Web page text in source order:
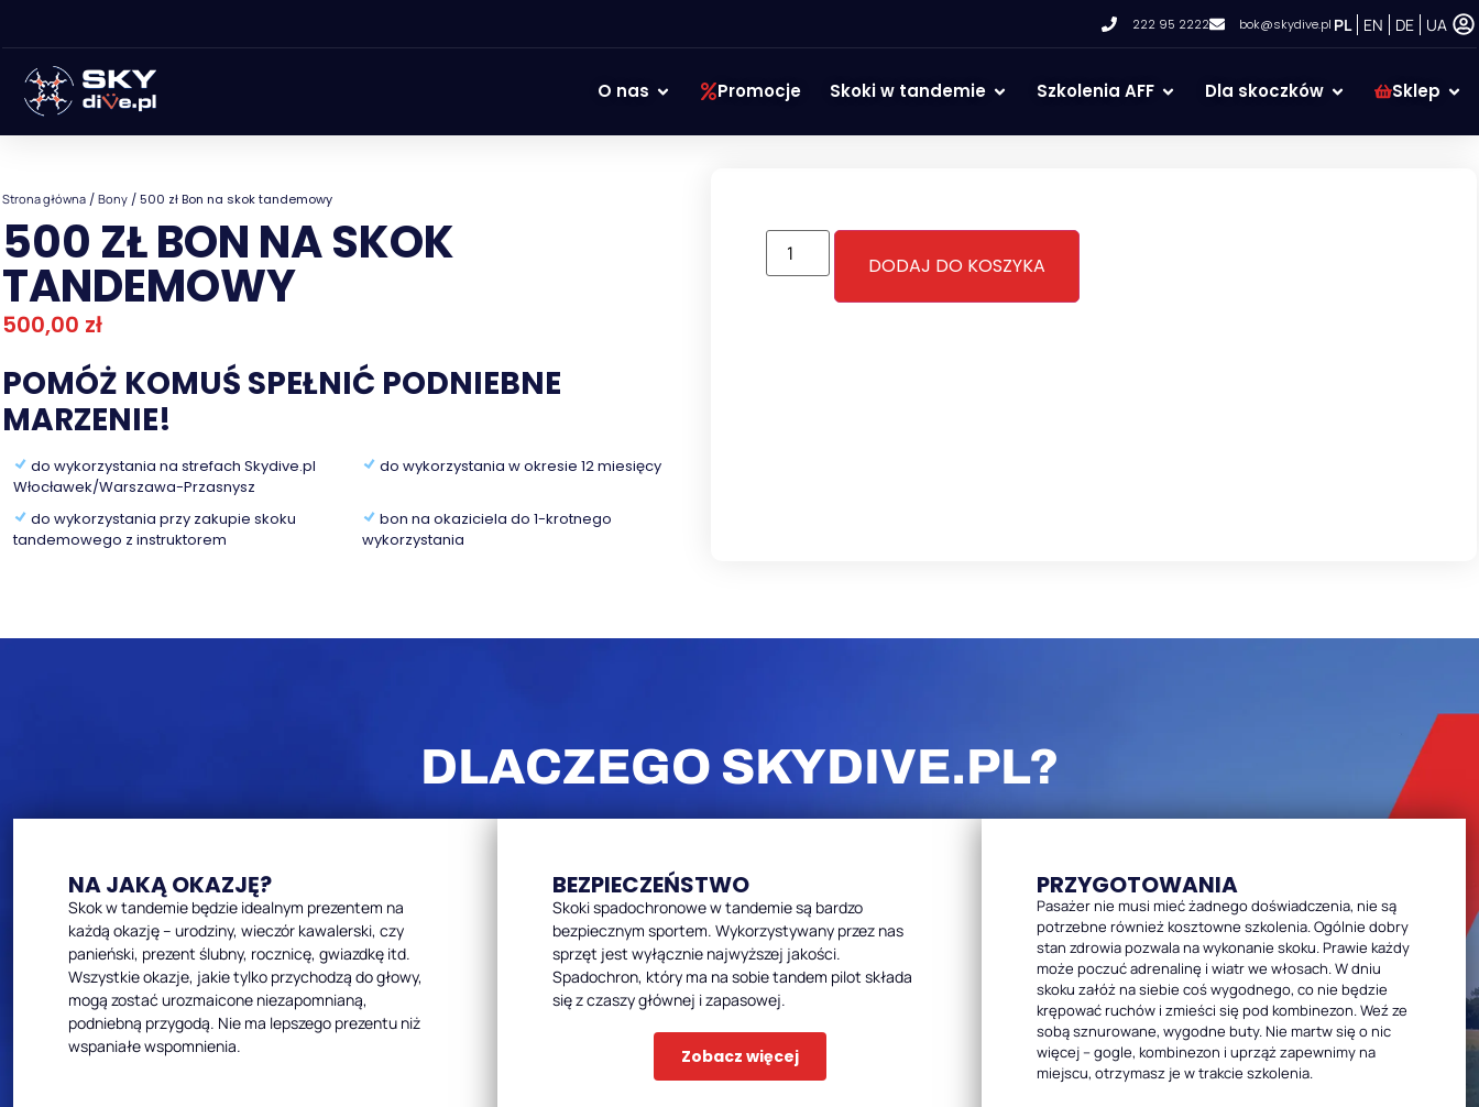
222 95 2222 bok@skydive.pl PL EN DE UA
O nas Promocje Skoki w tandemie Szkolenia AFF Dla skoczków Sklep
Strona główna / Bony / 500 zł Bon na skok tandemowy
500 ZŁ BON NA SKOK
TANDEMOWY
500,00 zł
POMÓŻ KOMUŚ SPEŁNIĆ PODNIEBNE
MARZENIE!
do wykorzystania na strefach Skydive.pl
Włocławek/Warszawa-Przasnysz
do wykorzystania w okresie 12 miesięcy
do wykorzystania przy zakupie skoku
tandemowego z instruktorem
bon na okaziciela do 1-krotnego
wykorzystania
DODAJ DO KOSZYKA
DLACZEGO SKYDIVE.PL?
NA JAKĄ OKAZJĘ?
Skok w tandemie będzie idealnym prezentem na
każdą okazję – urodziny, wieczór kawalerski, czy
panieński, prezent ślubny, rocznicę, gwiazdkę itd.
Wszystkie okazje, jakie tylko przychodzą do głowy,
mogą zostać urozmaicone niezapomnianą,
podniebną przygodą. Nie ma lepszego prezentu niż
wspaniałe wspomnienia.
BEZPIECZEŃSTWO
Skoki spadochronowe w tandemie są bardzo
bezpiecznym sportem. Wykorzystywany przez nas
sprzęt jest wyłącznie najwyższej jakości.
Spadochron, który ma na sobie tandem pilot składa
się z czaszy głównej i zapasowej.
Zobacz więcej
PRZYGOTOWANIA
Pasażer nie musi mieć żadnego doświadczenia, nie są
potrzebne również kosztowne szkolenia. Ogólnie dobry
stan zdrowia pozwala na wykonanie skoku. Prawie każdy
może poczuć adrenalinę i wiatr we włosach. W dniu
skoku załóż na siebie coś wygodnego, co nie będzie
krępować ruchów i zmieści się pod kombinezon. Weź ze
sobą sznurowane, wygodne buty. Nie martw się o nic
więcej – gogle, kombinezon i uprząż zapewnimy na
miejscu, otrzymasz je w trakcie szkolenia.